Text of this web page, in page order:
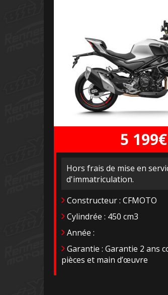
5 199€
Hors frais de mise en
d'immatriculation.
Constructeur : CFMOTO
Cylindrée : 450 cm3
Année :
Garantie : Garantie 2 ans
pièces et main d’œuvre